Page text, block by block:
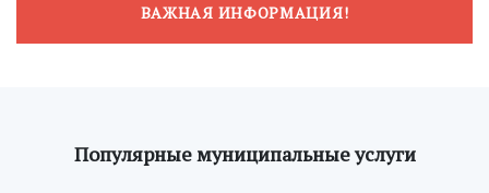
ВАЖНАЯ ИНФОРМАЦИЯ!
Популярные муниципальные услуги